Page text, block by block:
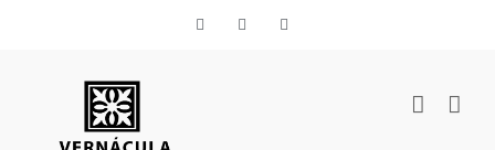
Vimeo Facebook